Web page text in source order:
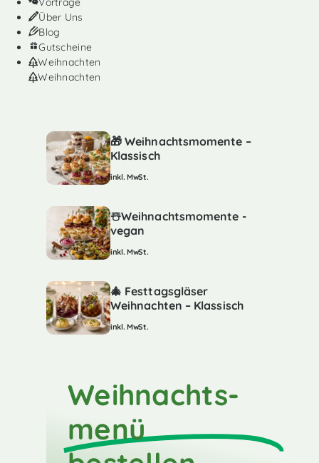
Über Uns
Blog
Gutscheine
Weihnachten
Weihnachten
🎁 Weihnachtsmomente –
Klassisch
inkl. MwSt.
☃️Weihnachtsmomente -
vegan
inkl. MwSt.
🎄 Festtagsgläser
Weihnachten – Klassisch
inkl. MwSt.
Weihnachts-
menü